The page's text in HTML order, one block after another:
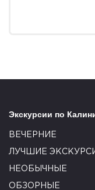
Экскурсии по
ВЕЧЕРНИЕ
ЛУЧШИЕ
НЕОБЫЧНЫЕ
ОБЗОРНЫЕ